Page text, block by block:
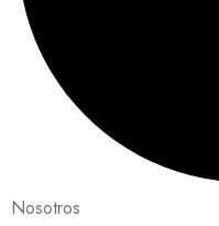
Nosotros